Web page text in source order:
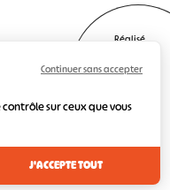
Réalisé
contrôle sur ceux que vous
J'ACCEPTE TOUT
Continuer sans accepter